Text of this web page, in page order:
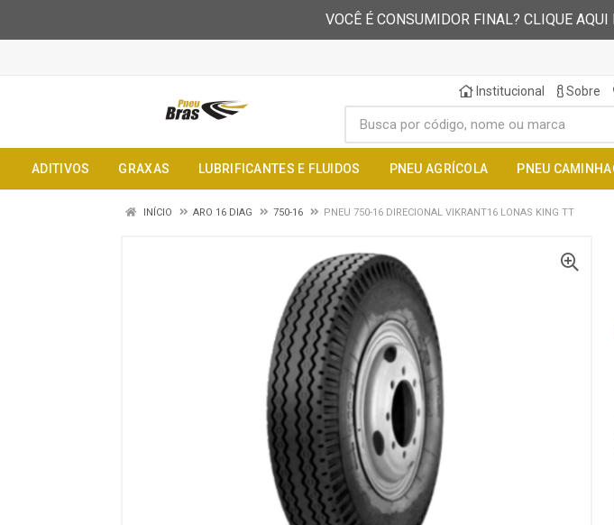
VOCÊ É CONSUMIDOR FINAL? CLIQUE
Institucional Sobre
ADITIVOS GRAXAS LUBRIFICANTES E FLUIDOS PNEU AGRÍCOLA PNEU
INÍCIO ARO 16 DIAG 750-16 PNEU 750-16 DIRECIONAL VIKRANT16 LONAS KING TT